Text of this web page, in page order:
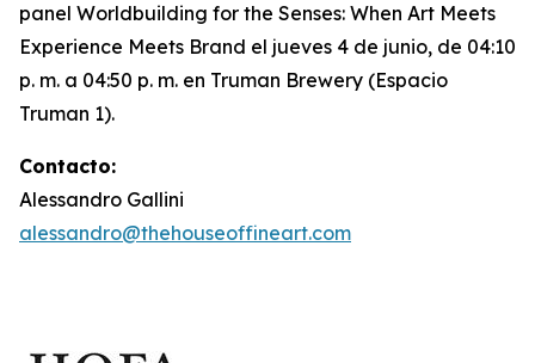
panel Worldbuilding for the Senses: When Art Meets
Experience Meets Brand el jueves 4 de junio, de 04:10
p. m. a 04:50 p. m. en Truman Brewery (Espacio
Truman 1).
Contacto:
Alessandro Gallini
alessandro@thehouseoffineart.com